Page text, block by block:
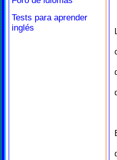
Tests para aprender
inglés